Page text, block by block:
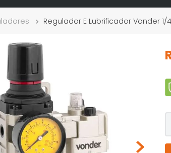
Regulador E Lubrificador Vonder 1/